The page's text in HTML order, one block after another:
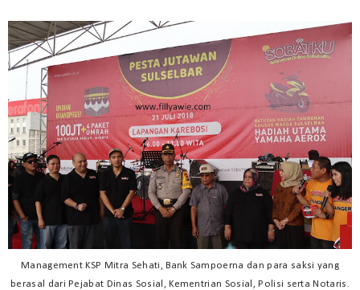
Management KSP Mitra Sehati, Bank Sampoerna dan para saksi yang
berasal dari Pejabat Dinas Sosial, Kementrian Sosial, Polisi serta Notaris.